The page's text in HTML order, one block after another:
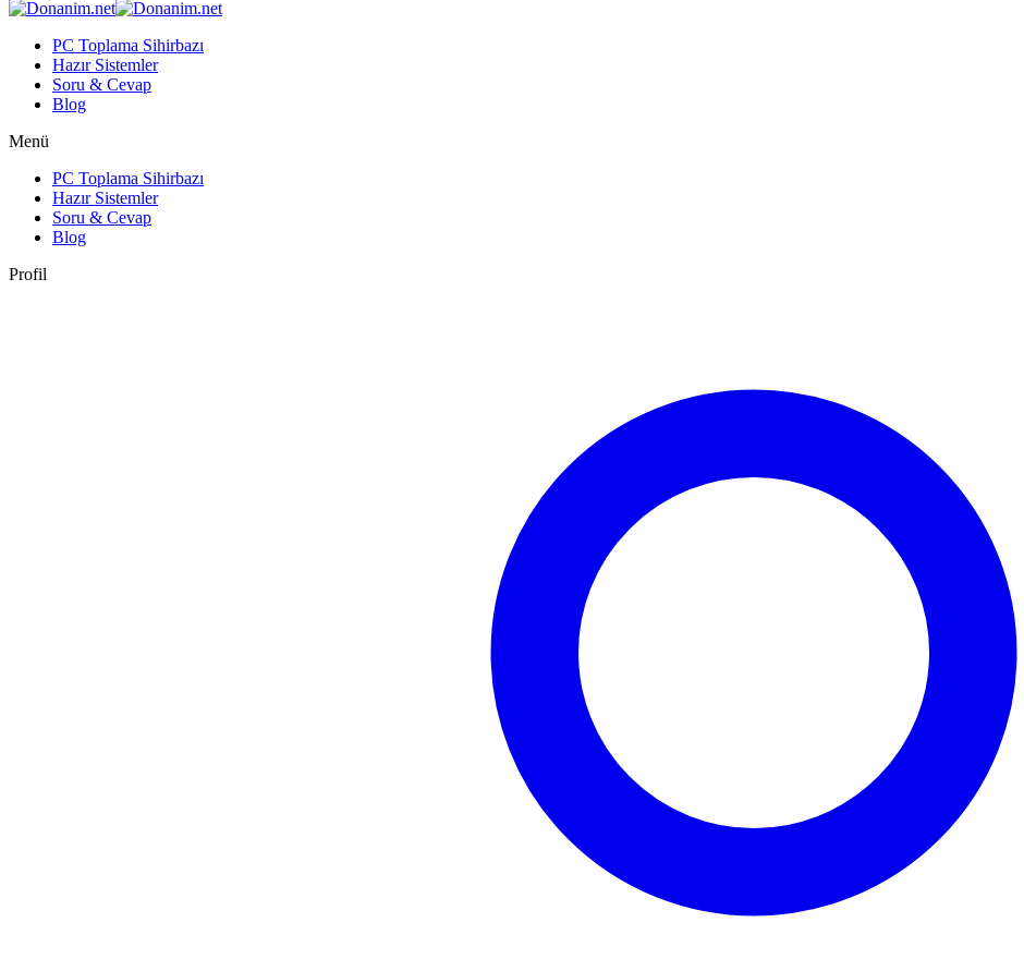
PC Toplama Sihirbazı
Hazır Sistemler
Soru & Cevap
Blog
Menü
PC Toplama Sihirbazı
Hazır Sistemler
Soru & Cevap
Blog
Profil